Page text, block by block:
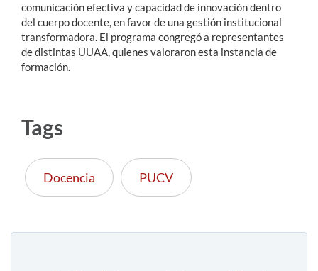
comunicación efectiva y capacidad de innovación dentro
del cuerpo docente, en favor de una gestión institucional
transformadora. El programa congregó a representantes
de distintas UUAA, quienes valoraron esta instancia de
formación.
Tags
Docencia PUCV